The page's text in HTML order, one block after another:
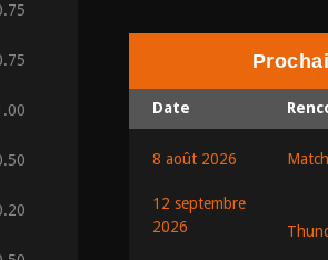
Date
8 août 2026
12 septembre
2026